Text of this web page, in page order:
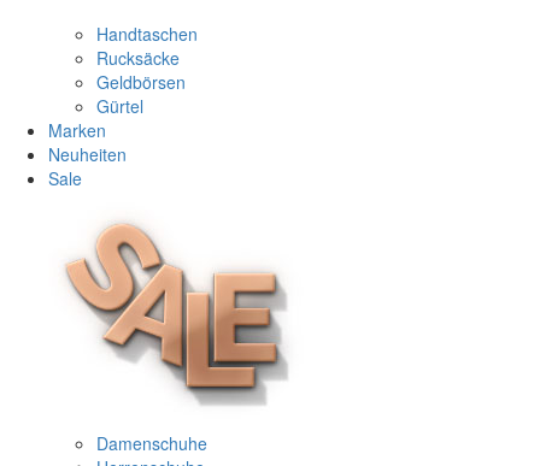
Handtaschen
Rucksäcke
Geldbörsen
Gürtel
Marken
Neuheiten
Sale
Damenschuhe